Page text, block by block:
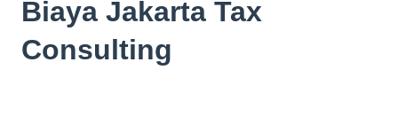
Biaya Jakarta Tax
Consulting